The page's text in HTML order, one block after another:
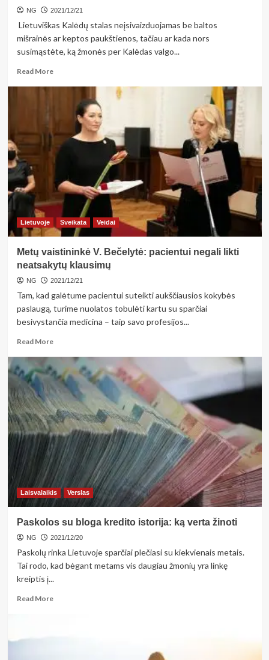
NG 2021/12/21
Lietuviškas Kalėdų stalas neįsivaizduojamas be baltos
mišrainės ar keptos paukštienos, tačiau ar kada nors
susimąstėte, ką žmonės per Kalėdas valgo...
Read MoreRead
Prieššventiniam
įkvėpimui:
kalėdinio
stalo
patiekalai
iš
pasaulio
kampelių
Lietuvoje Sveikata Veidai
Metų vaistininkė V. Bečelytė: pacientui negali likti
neatsakytų klausimų
NG 2021/12/21
Tam, kad galėtume pacientui suteikti aukščiausios kokybės
paslaugą, turime nuolatos tobulėti kartu su sparčiai
besivystančia medicina – taip savo profesijos...
Read MoreRead
Metų
vaistininkė
V.
Bečelytė:
pacientui
negali
likti
neatsakytų
klausimų
Laisvalaikis Verslas
Paskolos su bloga kredito istorija: ką verta žinoti
NG 2021/12/20
Paskolų rinka Lietuvoje sparčiai plečiasi su kiekvienais metais.
Tai rodo, kad bėgant metams vis daugiau žmonių yra linkę
kreiptis į...
Read MoreRead